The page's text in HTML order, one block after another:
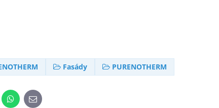
Fasády PURENOTHERM
WhatsApp
E-